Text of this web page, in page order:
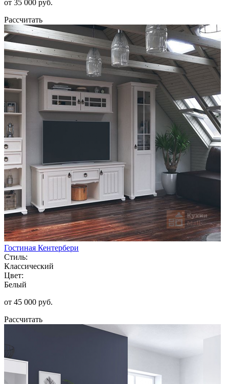
от 35 000 руб.
Рассчитать
Гостиная Кентербери
Стиль:
Классический
Цвет:
Белый
от 45 000 руб.
Рассчитать